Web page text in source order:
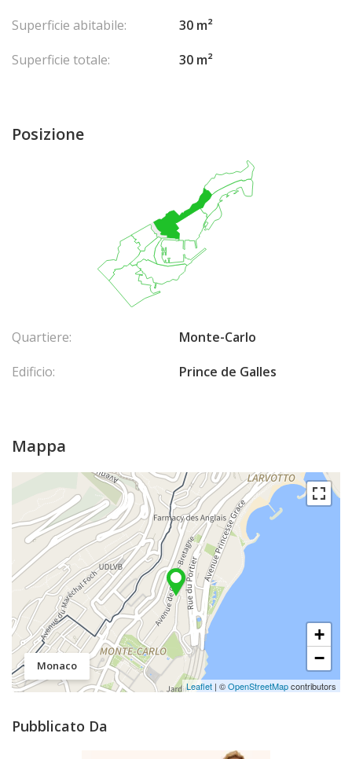
Superficie abitabile:
30 m²
Superficie totale:
30 m²
Posizione
Quartiere:
Monte-Carlo
Edificio:
Prince de Galles
Mappa
Monaco
+
−
Leaflet | ©OpenStreetMapcontributors
Pubblicato Da